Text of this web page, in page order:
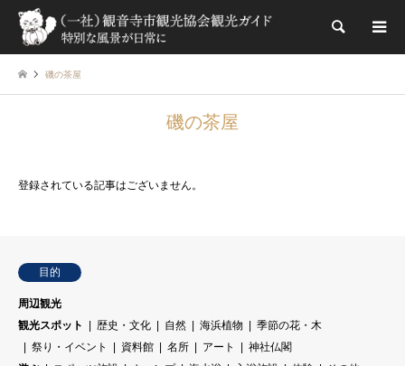
検索
磯の茶屋
磯の茶屋
登録されている記事はございません。
目的
周辺観光
観光スポット
歴史・文化 自然 海浜植物
季節の花・木
祭り・イベント
資料館 名所 アート
神社仏閣